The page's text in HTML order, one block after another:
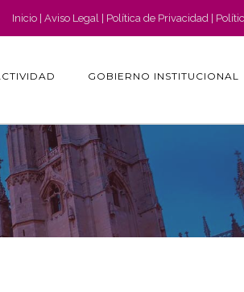
Inicio Aviso Legal Política de Privacidad
GOBIERNO INSTITUCIONAL